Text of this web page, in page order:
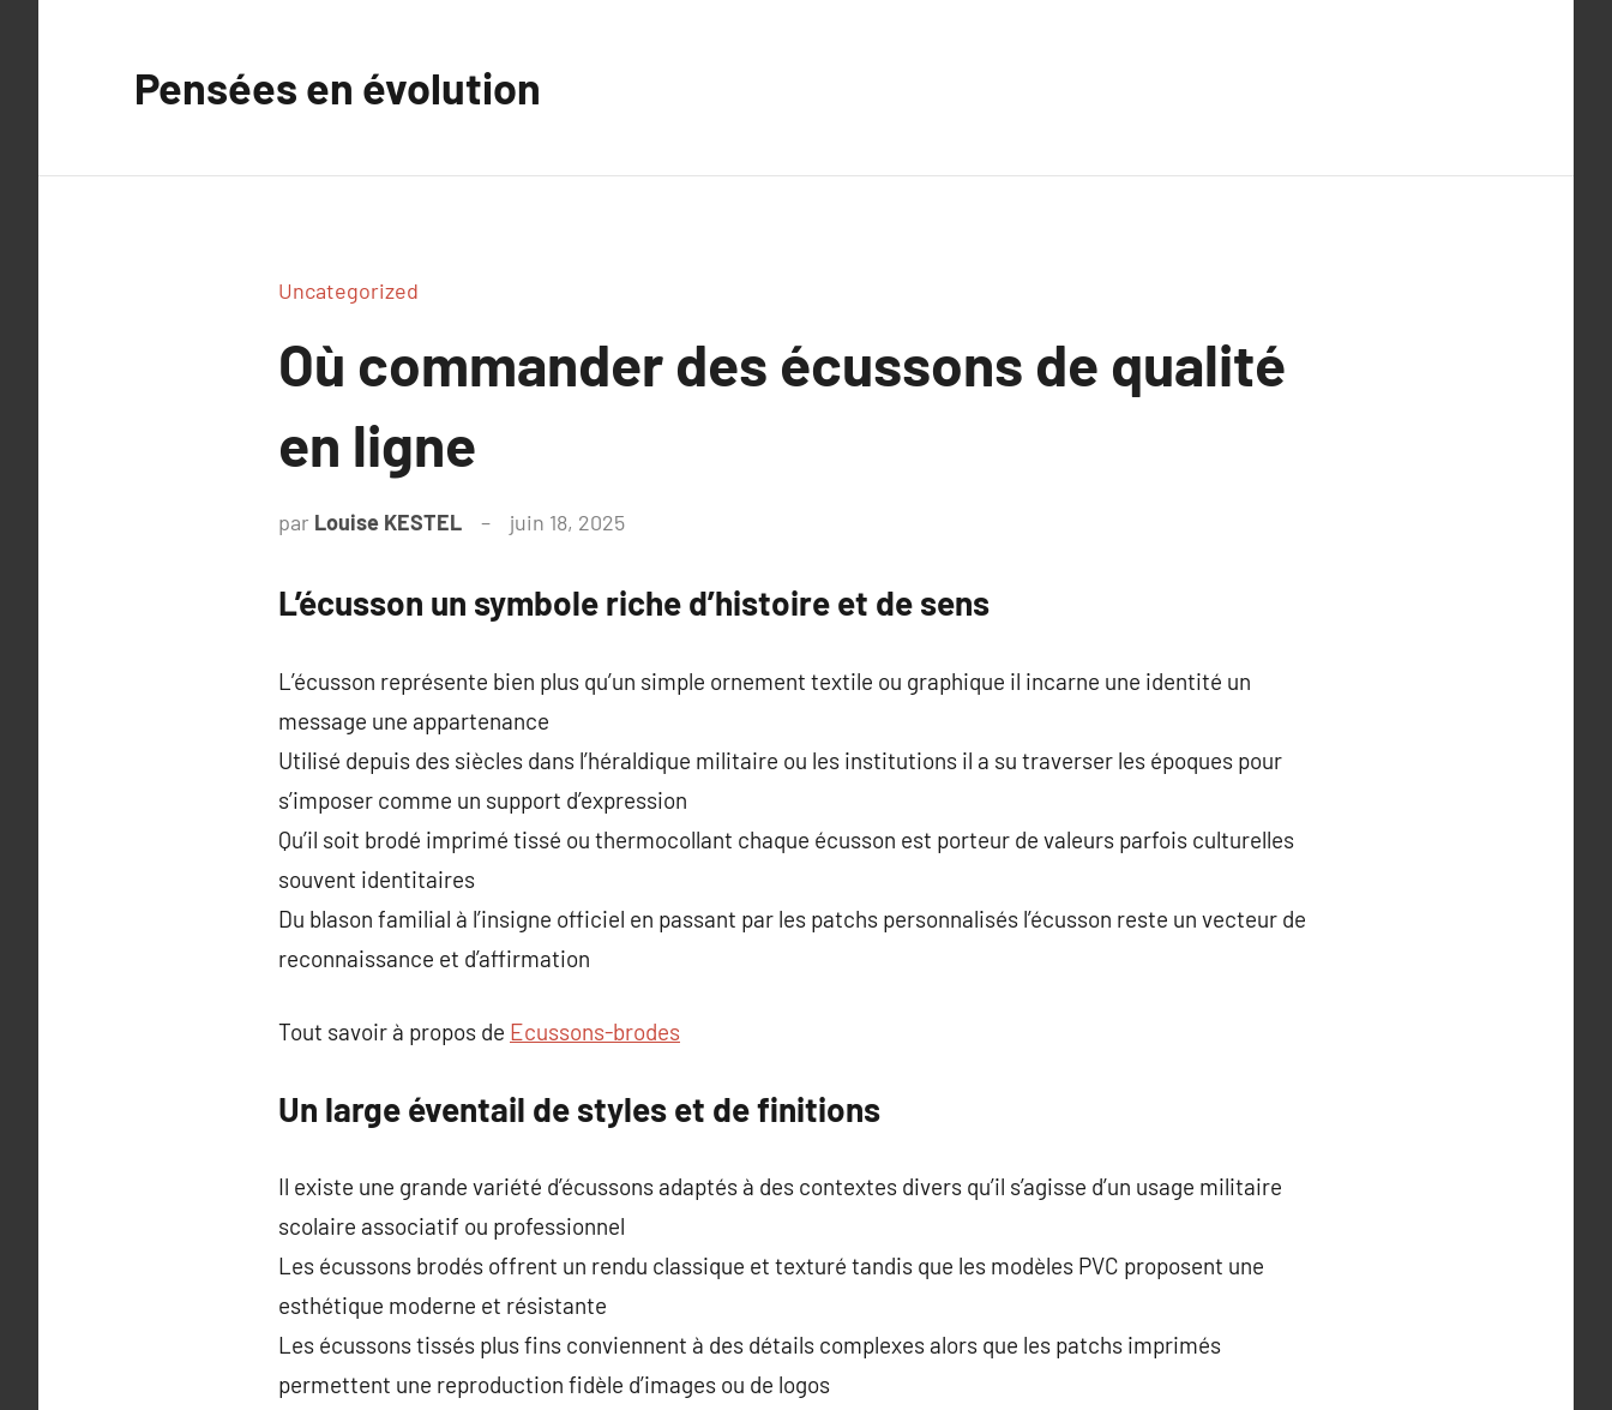
Pensées en évolution
Uncategorized
Où commander des écussons de qualité
en ligne
par Louise KESTEL juin 18, 2025
L’écusson un symbole riche d’histoire et de sens
L’écusson représente bien plus qu’un simple ornement textile ou graphique il incarne une identité un
message une appartenance
Utilisé depuis des siècles dans l’héraldique militaire ou les institutions il a su traverser les époques pour
s’imposer comme un support d’expression
Qu’il soit brodé imprimé tissé ou thermocollant chaque écusson est porteur de valeurs parfois culturelles
souvent identitaires
Du blason familial à l’insigne officiel en passant par les patchs personnalisés l’écusson reste un vecteur de
reconnaissance et d’affirmation
Tout savoir à propos de Ecussons-brodes
Un large éventail de styles et de finitions
Il existe une grande variété d’écussons adaptés à des contextes divers qu’il s’agisse d’un usage militaire
scolaire associatif ou professionnel
Les écussons brodés offrent un rendu classique et texturé tandis que les modèles PVC proposent une
esthétique moderne et résistante
Les écussons tissés plus fins conviennent à des détails complexes alors que les patchs imprimés
permettent une reproduction fidèle d’images ou de logos